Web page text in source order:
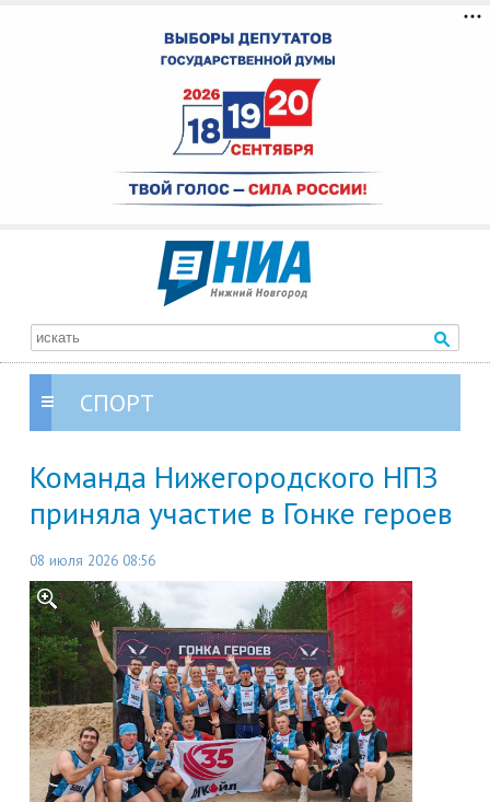
СПОРТ
Команда Нижегородского НПЗ
приняла участие в Гонке героев
08 июля 2026 08:56